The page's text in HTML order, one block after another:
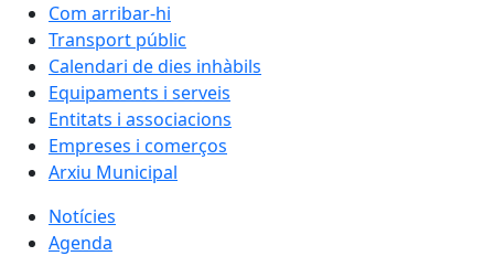
Com arribar-hi
Transport públic
Calendari de dies inhàbils
Equipaments i serveis
Entitats i associacions
Empreses i comerços
Arxiu Municipal
Notícies
Agenda